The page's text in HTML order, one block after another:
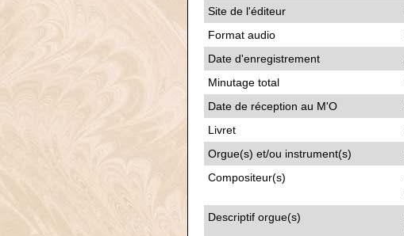
Site de l'éditeur
Format audio
Date d'enregistrement
Minutage total
Date de réception au M'O
Livret
Orgue(s) et/ou instrument(s)
Compositeur(s)
Descriptif orgue(s)